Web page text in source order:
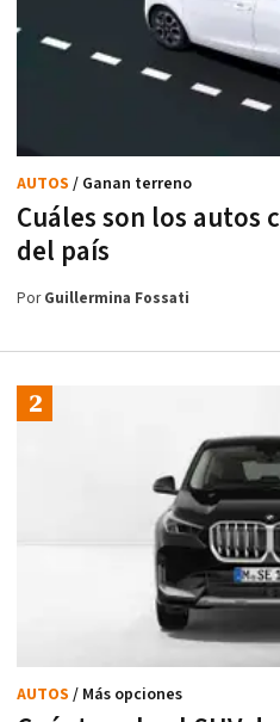
Cuáles son los autos
del país
AUTOS / Ganan terreno
PorGuillermina Fossati
AUTOS / Más opciones